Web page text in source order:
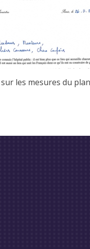
les mesures du